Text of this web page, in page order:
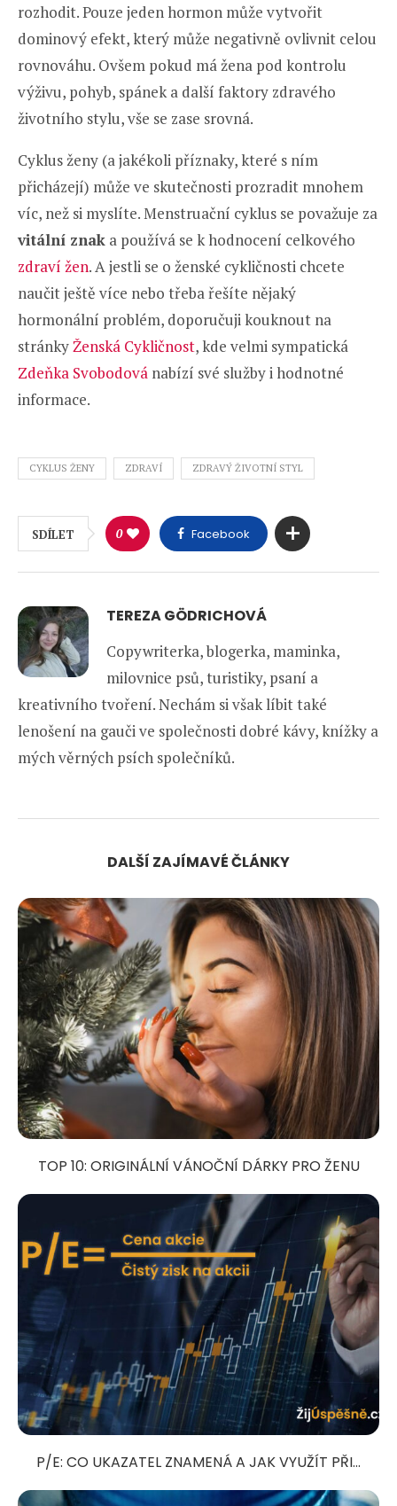
rozhodit. Pouze jeden hormon může vytvořit
dominový efekt, který může negativně ovlivnit celou
rovnováhu. Ovšem pokud má žena pod kontrolu
výživu, pohyb, spánek a další faktory zdravého
životního stylu, vše se zase srovná.
Cyklus ženy (a jakékoli příznaky, které s ním
přicházejí) může ve skutečnosti prozradit mnohem
víc, než si myslíte. Menstruační cyklus se považuje za
vitální znak a používá se k hodnocení celkového
zdraví žen. A jestli se o ženské cykličnosti chcete
naučit ještě více nebo třeba řešíte nějaký
hormonální problém, doporučuji kouknout na
stránkyŽenská Cykličnost, kde velmi sympatická
Zdeňka Svobodová nabízí své služby i hodnotné
informace.
CYKLUS ŽENY ZDRAVÍ ZDRAVÝ ŽIVOTNÍ STYL
SDÍLET 0 Facebook
TEREZA GÖDRICHOVÁ
Copywriterka, blogerka, maminka,
milovnice psů, turistiky, psaní a
kreativního tvoření. Nechám si však líbit také
lenošení na gauči ve společnosti dobré kávy, knížky a
mých věrných psích společníků.
DALŠÍ ZAJÍMAVÉ ČLÁNKY
TOP 10: ORIGINÁLNÍ VÁNOČNÍ DÁRKY PRO ŽENU
P/E: CO UKAZATEL ZNAMENÁ A JAK VYUŽÍT PŘI...